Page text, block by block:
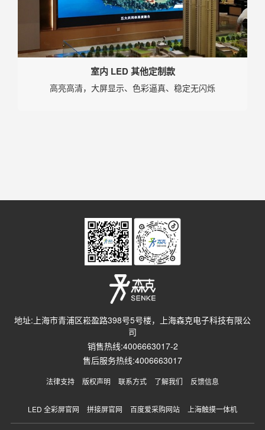
室内 LED 其他定制款
高亮高清，大屏显示、色彩逼真、稳定无闪烁
地址:上海市青浦区崧盈路398号5号楼，上海森克电子科技有限公
司
销售热线:4006663017-2
售后服务热线:4006663017
法律支持 版权声明 联系方式 了解我们 反馈信息
LED 全彩屏官网 拼接屏官网 百度爱采购网站 上海触摸一体机